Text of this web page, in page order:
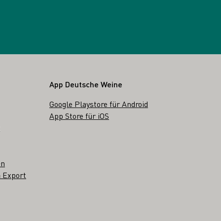
Export
App Deutsche Weine
Google Playstore für Android
App Store für iOS